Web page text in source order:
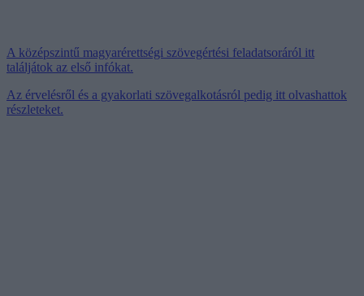
A középszintű magyarérettségi szövegértési feladatsoráról itt
találjátok az első infókat.
Az érvelésről és a gyakorlati szövegalkotásról pedig itt olvashattok
részleteket.